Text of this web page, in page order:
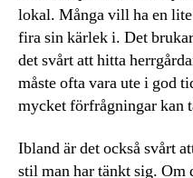
lokal. Många vill ha en
fira sin kärlek i. Det
det svårt att hitta
måste ofta vara ute i god
mycket förfrågningar kan
Ibland är det också svårt
stil man har tänkt sig.